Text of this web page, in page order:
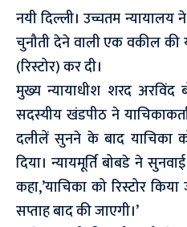
नयी दिल्ली। उच्चतम
चुनौती देने वाली एक वकील की
(रिस्टोर) कर दी।
मुख्य न्यायाधीश शरद अरविंद
सदस्यीय खंडपीठ ने
दलीलें सुनने के बाद याचिका
दिया। न्यायमूर्ति बोबडे ने
कहा,’याचिका को रिस्टोर
सप्ताह बाद की जाएगी।’